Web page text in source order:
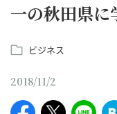
一の秋田県に
ビジネス
2018/11/2